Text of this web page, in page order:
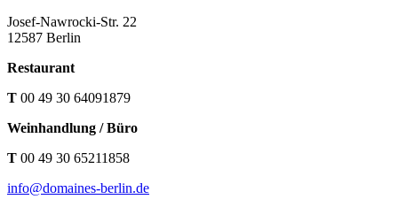
Josef-Nawrocki-Str. 22
12587 Berlin
Restaurant
T 00 49 30 64091879
Weinhandlung / Büro
T 00 49 30 65211858
info@domaines-berlin.de